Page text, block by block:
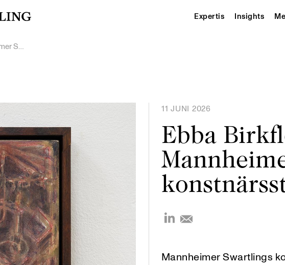
Expertis Insights
Ebba Birkflo tilldelas Mannheimer Swartlings konstnärsstipendium
11 JUNI 2026
Ebba
Mannheimer Swartlings